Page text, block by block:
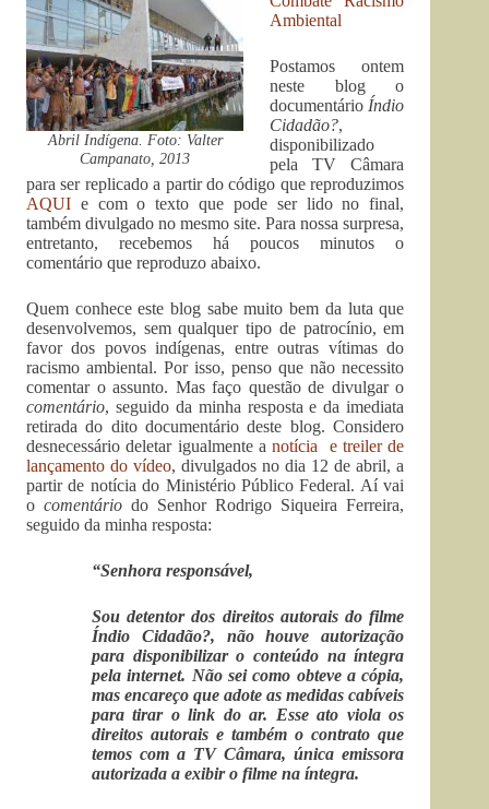
Abril Indígena. Foto: Valter
Campanato, 2013
Ambiental
Postamos ontem
neste blog o
documentário Índio
Cidadão?,
disponibilizado
pela TV Câmara
para ser replicado a partir do código que reproduzimos
AQUI e com o texto que pode ser lido no final,
também divulgado no mesmo site. Para nossa surpresa,
entretanto, recebemos há poucos minutos o
comentário que reproduzo abaixo.
Quem conhece este blog sabe muito bem da luta que
desenvolvemos, sem qualquer tipo de patrocínio, em
favor dos povos indígenas, entre outras vítimas do
racismo ambiental. Por isso, penso que não necessito
comentar o assunto. Mas faço questão de divulgar o
comentário, seguido da minha resposta e da imediata
retirada do dito documentário deste blog. Considero
desnecessário deletar igualmente anotícia e treiler de
lançamento do vídeo, divulgados no dia 12 de abril, a
partir de notícia do Ministério Público Federal. Aí vai
ocomentário do Senhor Rodrigo Siqueira Ferreira,
seguido da minha resposta:
“Senhora responsável,
Sou detentor dos direitos autorais do filme
Índio Cidadão?, não houve autorização
para disponibilizar o conteúdo na íntegra
pela internet. Não sei como obteve a cópia,
mas encareço que adote as medidas cabíveis
para tirar o link do ar. Esse ato viola os
direitos autorais e também o contrato que
temos com a TV Câmara, única emissora
autorizada a exibir o filme na íntegra.